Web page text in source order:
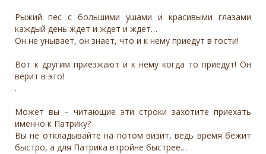
Рыжий пес с большими ушами и красивыми глазами
каждый день ждет и ждет и ждет…
Он не унывает, он знает, что и к нему приедут в гости!
Вот к другим приезжают и к нему когда то приедут! Он
верит в это!
.
Может вы – читающие эти строки захотите приехать
именно к Патрику?
Вы не откладывайте на потом визит, ведь время бежит
быстро, а для Патрика втройне быстрее…